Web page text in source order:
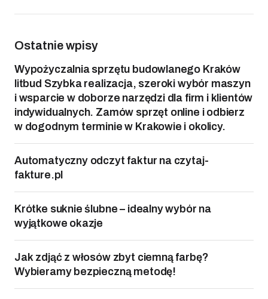
Ostatnie wpisy
Wypożyczalnia sprzętu budowlanego Kraków
litbud Szybka realizacja, szeroki wybór maszyn
i wsparcie w doborze narzędzi dla firm i klientów
indywidualnych. Zamów sprzęt online i odbierz
w dogodnym terminie w Krakowie i okolicy.
Automatyczny odczyt faktur na czytaj-
fakture.pl
Krótke suknie ślubne – idealny wybór na
wyjątkowe okazje
Jak zdjąć z włosów zbyt ciemną farbę?
Wybieramy bezpieczną metodę!